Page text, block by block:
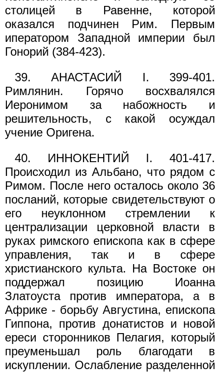
столицей в Равенне, которой
оказался подчинен Рим. Первым
иператором Западной империи был
Гонорий (384-423).
39. АНАСТАСИЙ I. 399-401.
Римлянин. Горячо восхвалялся
Иеронимом за набожность и
решительность, с какой осуждал
учение Оригена.
40. ИННОКЕНТИЙ I. 401-417.
Происходил из Альбано, что рядом с
Римом. После него осталось около 36
посланий, которые свидетельствуют о
его неуклонном стремлении к
централизации церковной власти в
руках римского епископа как в сфере
управления, так и в сфере
христианского культа. На Востоке он
поддержал позицию Иоанна
Златоуста против императора, а в
Африке - борьбу Августина, епископа
Гиппона, против донатистов и новой
ереси сторонников Пелагия, который
преуменьшал роль благодати в
искуплении. Ослабление разделенной